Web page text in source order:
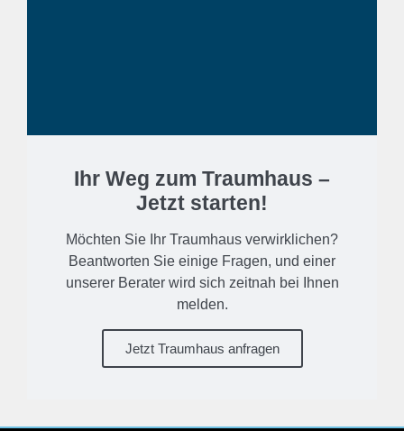
Ihr Weg zum Traumhaus –
Jetzt starten!
Möchten Sie Ihr Traumhaus verwirklichen?
Beantworten Sie einige Fragen, und einer
unserer Berater wird sich zeitnah bei Ihnen
melden.
Jetzt Traumhaus anfragen